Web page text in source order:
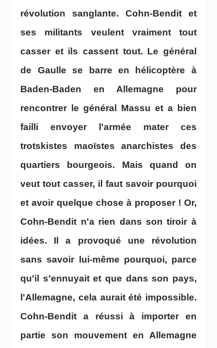
révolution sanglante. Cohn-Bendit et
ses militants veulent vraiment tout
casser et ils cassent tout. Le général
de Gaulle se barre en hélicoptère à
Baden-Baden en Allemagne pour
rencontrer le général Massu et a bien
failli envoyer l'armée mater ces
trotskistes maoïstes anarchistes des
quartiers bourgeois. Mais quand on
veut tout casser, il faut savoir pourquoi
et avoir quelque chose à proposer ! Or,
Cohn-Bendit n'a rien dans son tiroir à
idées. Il a provoqué une révolution
sans savoir lui-même pourquoi, parce
qu'il s'ennuyait et que dans son pays,
l'Allemagne, cela aurait été impossible.
Cohn-Bendit a réussi à importer en
partie son mouvement en Allemagne